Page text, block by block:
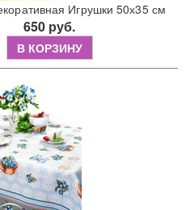
Игрушки 50х35 см
650 руб.
В КОРЗИНУ